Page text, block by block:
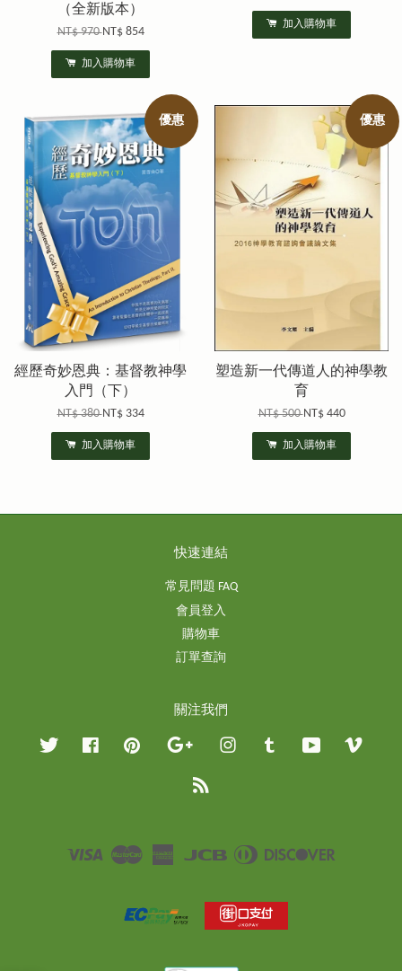
（全新版本）
NT$ 970NT$ 854
加入購物車
加入購物車
優惠
經歷奇妙恩典：基督教神學
入門（下）
NT$ 380NT$ 334
加入購物車
優惠
塑造新一代傳道人的神學教
育
NT$ 500NT$ 440
加入購物車
快速連結
常見問題 FAQ
會員登入
購物車
訂單查詢
關注我們
Twitter Facebook Pinterest Google InstagramTumblr YouTube
Visa Master
American
JCB
Diners